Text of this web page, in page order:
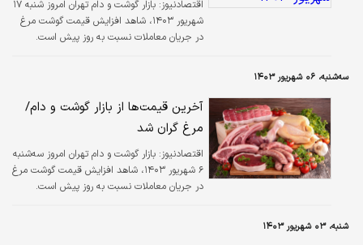
اقتصادنیوز:
بازار گوشت و دام تهران امروز شنبه ۱۷
شهریور ۱۴۰۳، شاهد افزایش قیمت گوشت مرغ
در جریان معاملات نسبت به روز پیش است.
سه‌شنبه، ۰۶ شهریور ۱۴۰۳
آخرین قیمت‌ها از بازار گوشت و دام/
مرغ گران شد
اقتصادنیوز: بازار گوشت و دام تهران امروز سه‌شنبه
۶ شهریور ۱۴۰۳، شاهد افزایش قیمت گوشت مرغ
در جریان معاملات نسبت به روز پیش است.
شنبه، ۰۳ شهریور ۱۴۰۳